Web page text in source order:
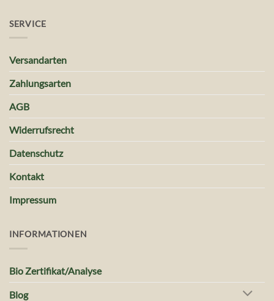
SERVICE
Versandarten
Zahlungsarten
AGB
Widerrufsrecht
Datenschutz
Kontakt
Impressum
INFORMATIONEN
Bio Zertifikat/Analyse
Blog